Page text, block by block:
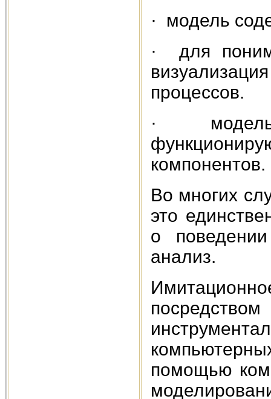
· модель
· для
процессов.
· модель
компонентов.
Во многих
это
о
анализ.
помощью